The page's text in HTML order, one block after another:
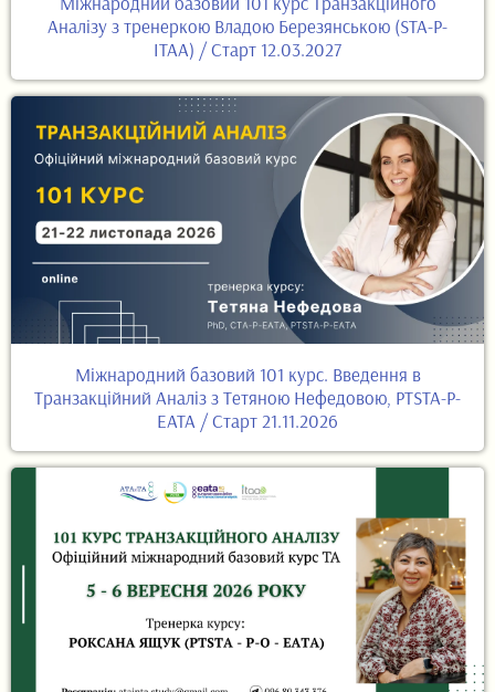
Аналізу з тренеркою Владою Березянською (STA-P-
ITAA) / Старт 12.03.2027
Міжнародний базовий 101 курс. Введення в
Транзакційний Аналіз з Тетяною Нефедовою, PTSTA-P-
EATA / Старт 21.11.2026